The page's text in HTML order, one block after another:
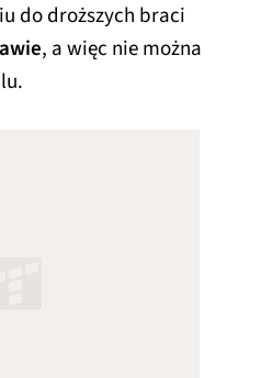
do droższych braci
, a więc nie można